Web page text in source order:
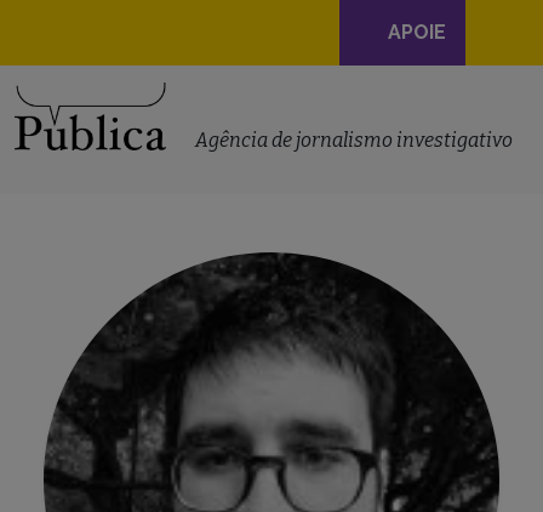
Navegação
principal
APOIE
Agência de jornalismo investigativo